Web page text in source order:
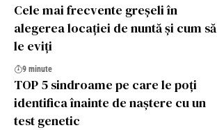
Cele mai frecvente greșeli în
alegerea locației de nuntă și cum să
le eviți
9 minute
TOP 5 sindroame pe care le poți
identifica înainte de naștere cu un
test genetic